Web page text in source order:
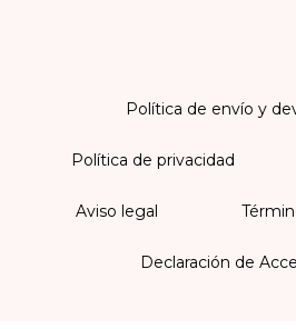
Política de envío y
Política de privacidad
Aviso legal
Declaración de